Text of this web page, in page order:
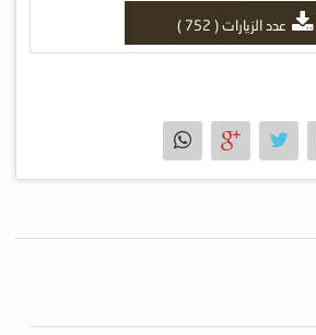
عدد الزيارات ( 752 )